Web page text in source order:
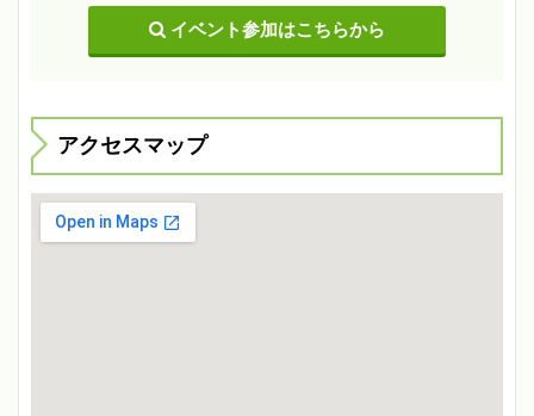
イベント参加はこちらから
アクセスマップ